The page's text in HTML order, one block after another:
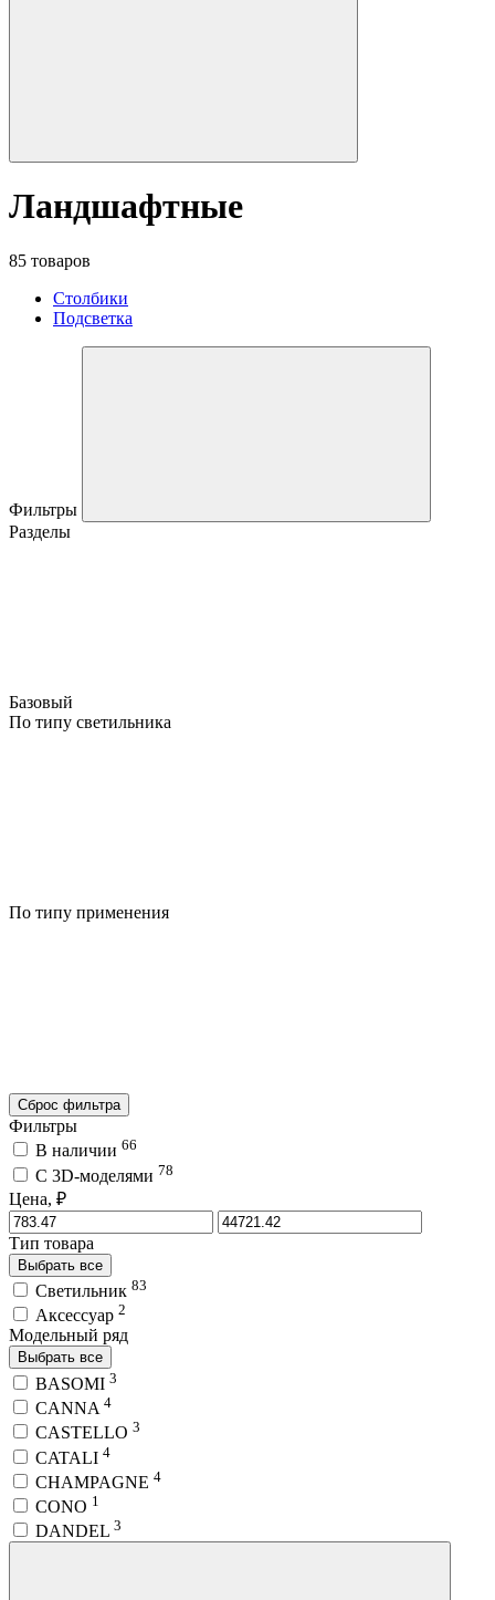
Ландшафтные
85 товаров
Столбики
Подсветка
Фильтры
Разделы
Базовый
По типу светильника
По типу применения
Сброс фильтра
Фильтры
В наличии 66
C 3D-моделями 78
Цена, ₽
Тип товара
Выбрать все
Светильник 83
Аксессуар 2
Модельный ряд
Выбрать все
BASOMI 3
CANNA 4
CASTELLO 3
CATALI 4
CHAMPAGNE 4
CONO 1
DANDEL 3